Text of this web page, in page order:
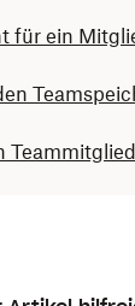
für ein